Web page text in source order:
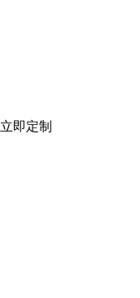
立即定制